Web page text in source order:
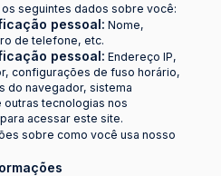
seguintes dados sobre você:
pessoal: Nome,
de telefone, etc.
pessoal: Endereço IP,
configurações de fuso horário,
do navegador, sistema
tecnologias nos
acessar este site.
sobre como você usa nosso